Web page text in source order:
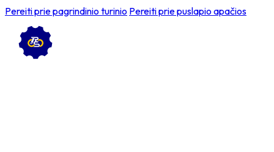
Pereiti prie pagrindinio turinio Pereiti prie puslapio apačios